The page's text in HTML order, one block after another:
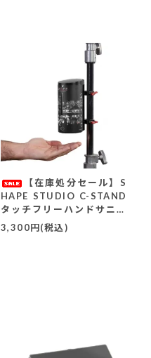
【在庫処分セール】S
HAPE STUDIO C-STAND
タッチフリーハンドサニタ
イザー (SCSTZ)
3,300円(税込)